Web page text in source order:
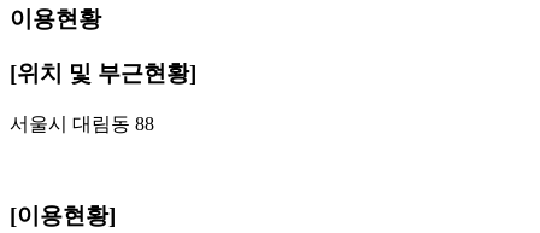
이용현황
[위치 및 부근현황]
서울시 대림동 88
[이용현황]